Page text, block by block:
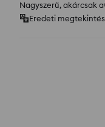
Nagyszerű, akárcsak
Eredeti